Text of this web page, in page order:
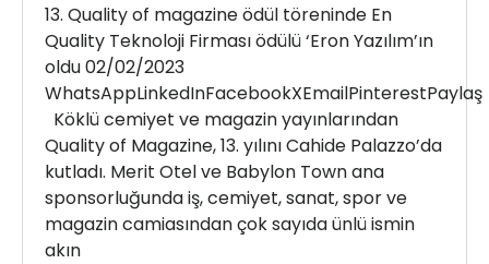
13. Quality of magazine ödül töreninde En
Quality Teknoloji Firması ödülü ‘Eron Yazılım’ın
oldu 02/02/2023
WhatsAppLinkedInFacebookXEmailPinterestPaylaş
Köklü cemiyet ve magazin yayınlarından
Quality of Magazine, 13. yılını Cahide Palazzo’da
kutladı. Merit Otel ve Babylon Town ana
sponsorluğunda iş, cemiyet, sanat, spor ve
magazin camiasından çok sayıda ünlü ismin
akın